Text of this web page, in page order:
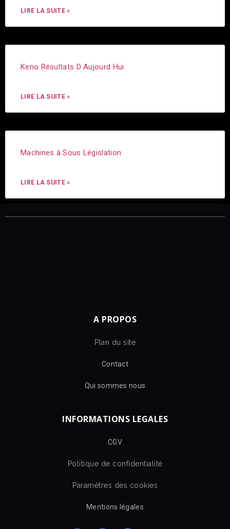
LIRE LA SUITE »
Keno Résultats D Aujourd Hui
LIRE LA SUITE »
Machines à Sous Législation
LIRE LA SUITE »
A PROPOS
Plan du site
Contact
Qui sommes nous
INFORMATIONS LEGALES
CGV
Politique de confidentialité
Paramètres des cookies
Mentions légales